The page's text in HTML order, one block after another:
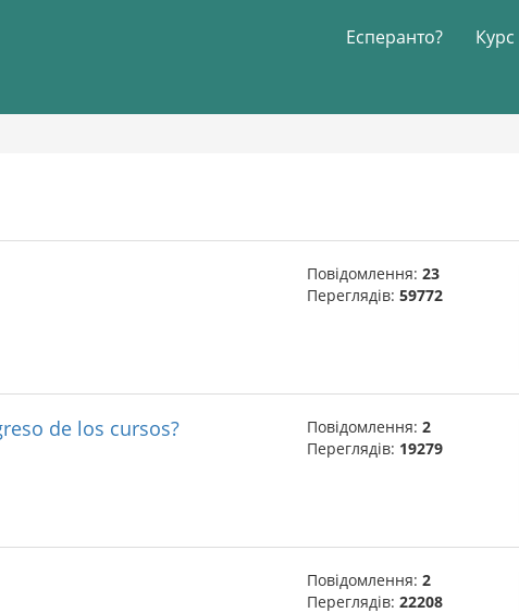
Есперанто? Курс
Повідомлення: 23
Переглядів: 59772
de los cursos? Повідомлення: 2
Переглядів: 19279
Повідомлення: 2
Переглядів: 22208